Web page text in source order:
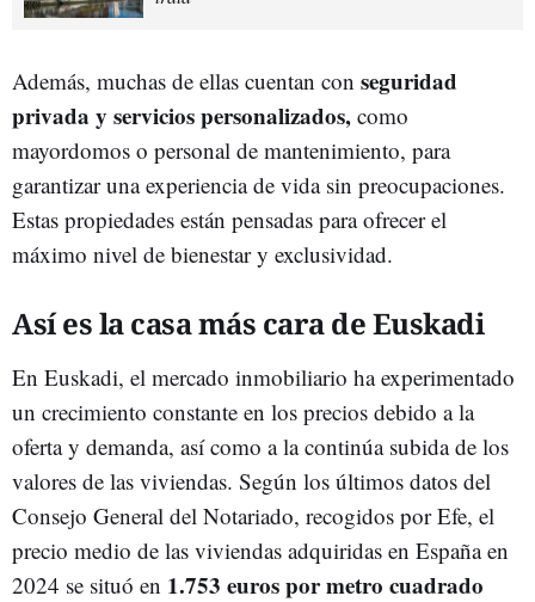
Además, muchas de ellas cuentan con seguridad
privada y servicios personalizados, como
mayordomos o personal de mantenimiento, para
garantizar una experiencia de vida sin preocupaciones.
Estas propiedades están pensadas para ofrecer el
máximo nivel de bienestar y exclusividad.
Así es la casa más cara de Euskadi
En Euskadi, el mercado inmobiliario ha experimentado
un crecimiento constante en los precios debido a la
oferta y demanda, así como a la continúa subida de los
valores de las viviendas. Según los últimos datos del
Consejo General del Notariado, recogidos por Efe, el
precio medio de las viviendas adquiridas en España en
2024 se situó en 1.753 euros por metro cuadrado